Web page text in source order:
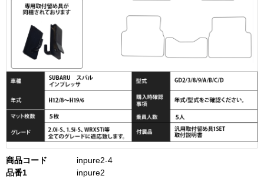
商品コード
inpure2-4
品番1
inpure2